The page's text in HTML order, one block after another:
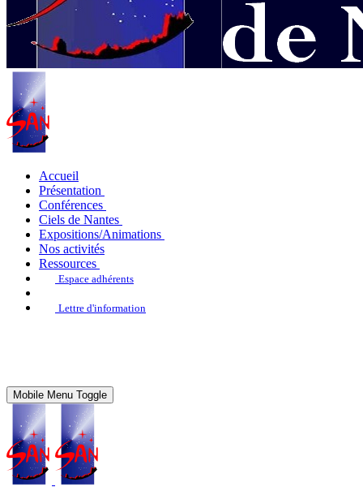
Accueil
Présentation
Conférences
Ciels de Nantes
Expositions/Animations
Nos activités
Ressources
Espace adhérents
Lettre d'information
Mobile Menu Toggle